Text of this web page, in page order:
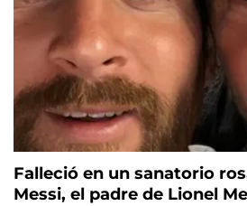
Falleció en un sanatorio
Messi, el padre de Lionel